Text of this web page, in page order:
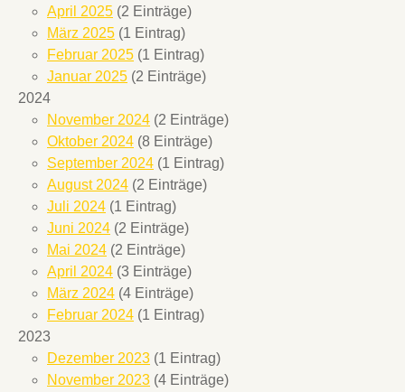
April 2025 (2 Einträge)
März 2025 (1 Eintrag)
Februar 2025 (1 Eintrag)
Januar 2025 (2 Einträge)
2024
November 2024 (2 Einträge)
Oktober 2024 (8 Einträge)
September 2024 (1 Eintrag)
August 2024 (2 Einträge)
Juli 2024 (1 Eintrag)
Juni 2024 (2 Einträge)
Mai 2024 (2 Einträge)
April 2024 (3 Einträge)
März 2024 (4 Einträge)
Februar 2024 (1 Eintrag)
2023
Dezember 2023 (1 Eintrag)
November 2023 (4 Einträge)